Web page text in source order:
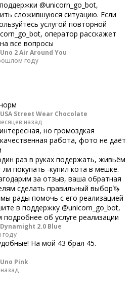
@unicorn_go_bot,
сложившуюся ситуацию. Если
услугой повторной
оператор расскажет
все вопросы
2 Air Around You
году
Street Wear Chocolate
назад
но громоздкая
работа, фото не даёт
раз в руках подержать, живьём
покупать -купил кота в мешке.
за отзыв, ваша обратная
сделать правильный выбор🦄
рады помочь с его реализацией
в поддержку @unicorn_go_bot,
об услуге реализации
2.0 Blue
На мой 43 брал 45.
Pink